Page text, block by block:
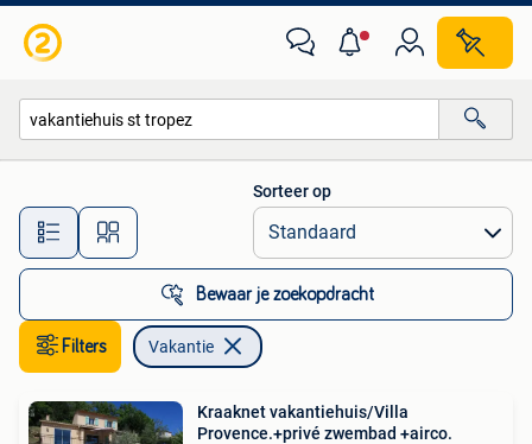
Alle afstanden…
Sorteer op
Bewaar je zoekopdracht
Filters Vakantie
Kraaknet vakantiehuis/Villa
Provence.+privé zwembad +airco.